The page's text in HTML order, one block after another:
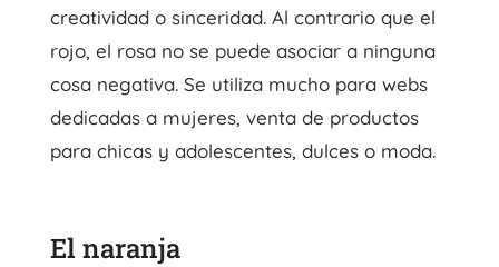
creatividad o sinceridad. Al contrario que el
rojo, el rosa no se puede asociar a ninguna
cosa negativa. Se utiliza mucho para webs
dedicadas a mujeres, venta de productos
para chicas y adolescentes, dulces o moda.
El naranja